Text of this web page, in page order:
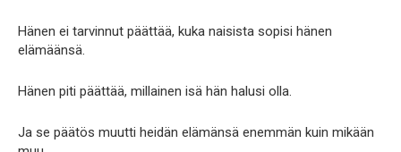
Hänen ei tarvinnut päättää, kuka naisista sopisi hänen
elämäänsä.
Hänen piti päättää, millainen isä hän halusi olla.
Ja se päätös muutti heidän elämänsä enemmän kuin mikään